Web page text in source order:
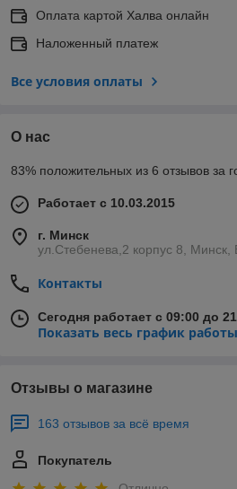
Оплата картой Халва онлайн
Наложенный платеж
Все условия оплаты
О нас
83% положительных из 6 отзывов за
Работает с 10.03.2015
г. Минск
ул.Стебенева,2 корпус 8, Минск,
Контакты
Сегодня работает с 09:00 до
Показать весь график работы
Отзывы о магазине
163 отзывов за всё время
Покупатель